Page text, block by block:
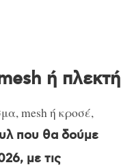
ή πλεκτή
mesh ή κροσέ,
που θα δούμε
με τις